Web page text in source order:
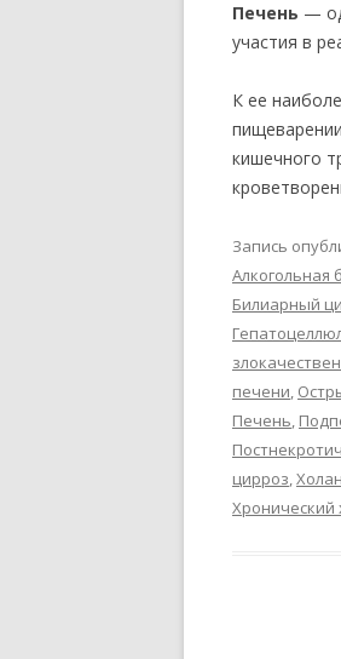
Печень —
участия в
К ее
кишечного
Запись
Алкогольная
Билиарный
печени,
Печень,
цирроз,
Хронический